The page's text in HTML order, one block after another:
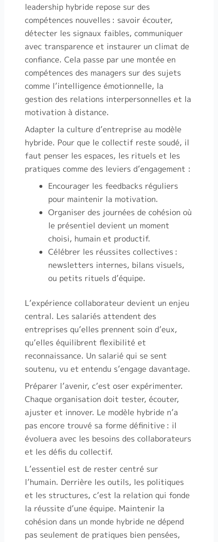
leadership hybride repose sur des
compétences nouvelles : savoir écouter,
détecter les signaux faibles, communiquer
avec transparence et instaurer un climat de
confiance. Cela passe par une montée en
compétences des managers sur des sujets
comme l’intelligence émotionnelle, la
gestion des relations interpersonnelles et la
motivation à distance.
Adapter la culture d’entreprise au modèle
hybride. Pour que le collectif reste soudé, il
faut penser les espaces, les rituels et les
pratiques comme des leviers d’engagement :
Encourager les feedbacks réguliers
pour maintenir la motivation.
Organiser des journées de cohésion où
le présentiel devient un moment
choisi, humain et productif.
Célébrer les réussites collectives :
newsletters internes, bilans visuels,
ou petits rituels d’équipe.
L’expérience collaborateur devient un enjeu
central. Les salariés attendent des
entreprises qu’elles prennent soin d’eux,
qu’elles équilibrent flexibilité et
reconnaissance. Un salarié qui se sent
soutenu, vu et entendu s’engage davantage.
Préparer l’avenir, c’est oser expérimenter.
Chaque organisation doit tester, écouter,
ajuster et innover. Le modèle hybride n’a
pas encore trouvé sa forme définitive : il
évoluera avec les besoins des collaborateurs
et les défis du collectif.
L’essentiel est de rester centré sur
l’humain. Derrière les outils, les politiques
et les structures, c’est la relation qui fonde
la réussite d’une équipe. Maintenir la
cohésion dans un monde hybride ne dépend
pas seulement de pratiques bien pensées,